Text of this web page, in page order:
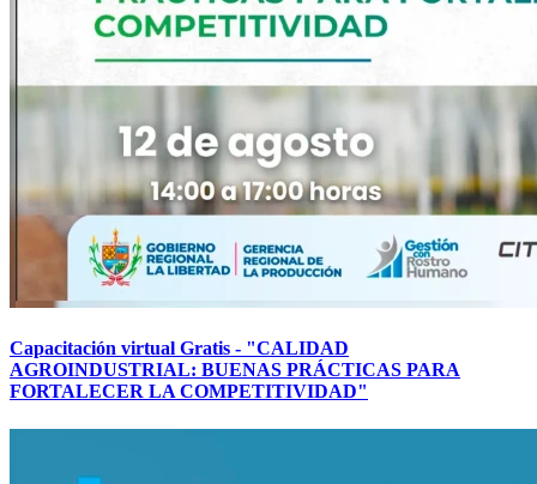
Capacitación virtual Gratis - "CALIDAD
AGROINDUSTRIAL: BUENAS PRÁCTICAS PARA
FORTALECER LA COMPETITIVIDAD"